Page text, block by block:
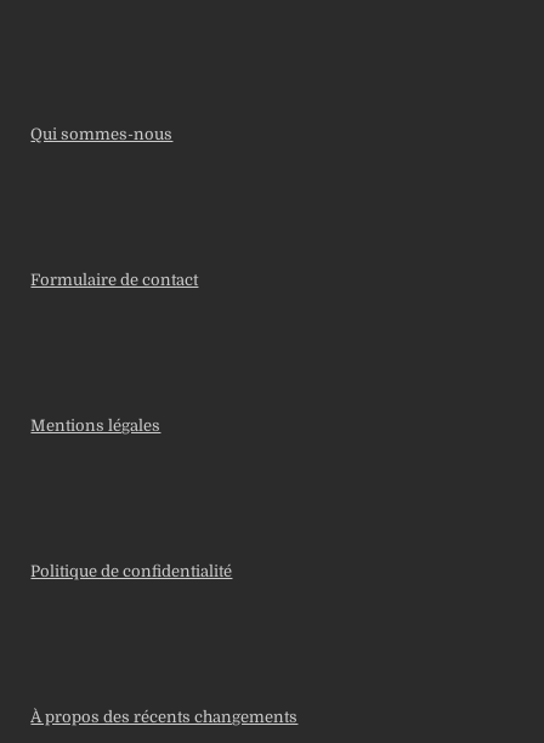
Qui sommes-nous
Formulaire de contact
Mentions légales
Politique de confidentialité
À propos des récents changements